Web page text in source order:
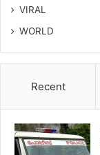
VIRAL
WORLD
Recent